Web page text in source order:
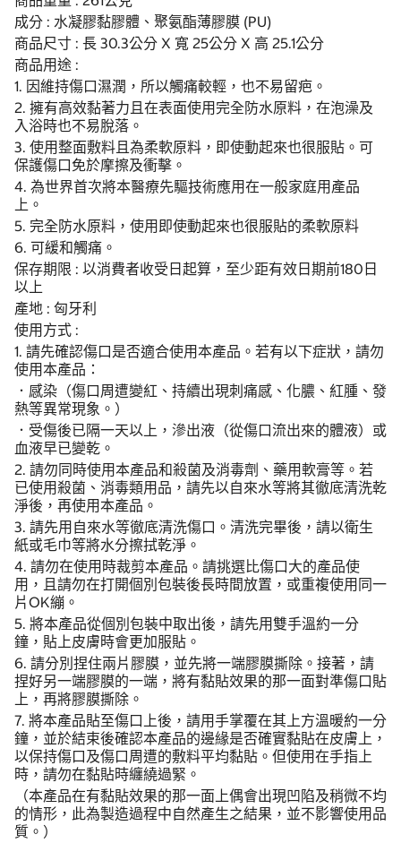
成分 : 水凝膠黏膠體、聚氨酯薄膠膜 (PU)
商品尺寸 : 長 30.3公分 X 寬 25公分 X 高 25.1公分
商品用途 :
1. 因維持傷口濕潤，所以觸痛較輕，也不易留疤。
2. 擁有高效黏著力且在表面使用完全防水原料，在泡澡及
入浴時也不易脫落。
3. 使用整面敷料且為柔軟原料，即使動起來也很服貼。可
保護傷口免於摩擦及衝擊。
4. 為世界首次將本醫療先驅技術應用在一般家庭用產品
上。
5. 完全防水原料，使用即使動起來也很服貼的柔軟原料
6. 可緩和觸痛。
保存期限 : 以消費者收受日起算，至少距有效日期前180日
以上
產地 : 匈牙利
使用方式 :
1. 請先確認傷口是否適合使用本產品。若有以下症狀，請勿
使用本產品：
．感染（傷口周遭變紅、持續出現刺痛感、化膿、紅腫、發
熱等異常現象。）
．受傷後已隔一天以上，滲出液（從傷口流出來的體液）或
血液早已變乾。
2. 請勿同時使用本產品和殺菌及消毒劑、藥用軟膏等。若
已使用殺菌、消毒類用品，請先以自來水等將其徹底清洗乾
淨後，再使用本產品。
3. 請先用自來水等徹底清洗傷口。清洗完畢後，請以衛生
紙或毛巾等將水分擦拭乾淨。
4. 請勿在使用時裁剪本產品。請挑選比傷口大的產品使
用，且請勿在打開個別包裝後長時間放置，或重複使用同一
片OK繃。
5. 將本產品從個別包裝中取出後，請先用雙手溫約一分
鐘，貼上皮膚時會更加服貼。
6. 請分別捏住兩片膠膜，並先將一端膠膜撕除。接著，請
捏好另一端膠膜的一端，將有黏貼效果的那一面對準傷口貼
上，再將膠膜撕除。
7. 將本產品貼至傷口上後，請用手掌覆在其上方溫暖約一分
鐘，並於結束後確認本產品的邊緣是否確實黏貼在皮膚上，
以保持傷口及傷口周遭的敷料平均黏貼。但使用在手指上
時，請勿在黏貼時纏繞過緊。
（本產品在有黏貼效果的那一面上偶會出現凹陷及稍微不均
的情形，此為製造過程中自然產生之結果，並不影響使用品
質。）